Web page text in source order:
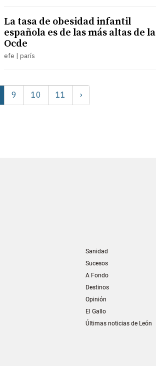
La tasa de obesidad infantil
española es de las más altas de la
Ocde
efe | parís
9 10 11 ›
Sanidad
Sucesos
A Fondo
Destinos
Opinión
El Gallo
Últimas noticias de León